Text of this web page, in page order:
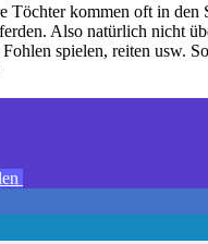
Töchter kommen oft in den
Also natürlich nicht
spielen, reiten usw.